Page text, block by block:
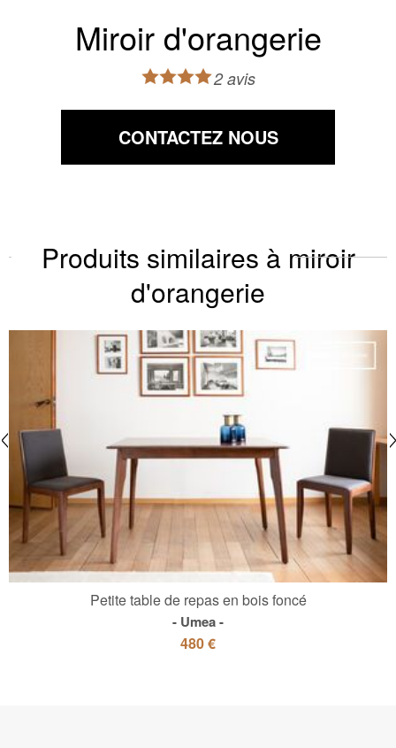
Miroir d'orangerie
2 avis
CONTACTEZ NOUS
Produits similaires à miroir
d'orangerie
Petite table de repas en bois foncé
Umea
480 €